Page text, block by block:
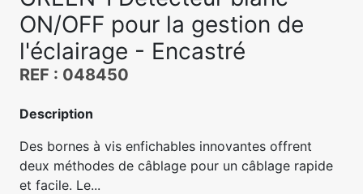
ON/OFF pour la gestion de
l'éclairage - Encastré
REF : 048450
Description
Des bornes à vis enfichables innovantes offrent
deux méthodes de câblage pour un câblage rapide
et facile. Le...